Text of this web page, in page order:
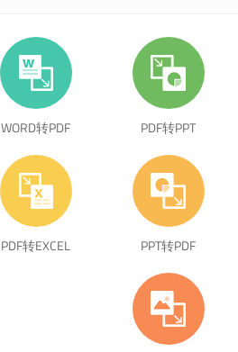
WORD转PDF PDF转PPT
PDF转EXCEL PPT转PDF